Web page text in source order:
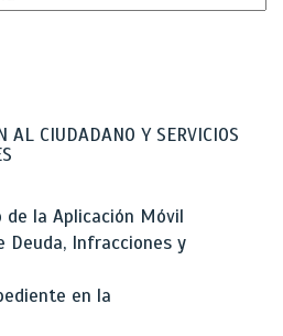
AL CIUDADANO Y SERVICIOS
de la Aplicación Móvil
Deuda, Infracciones y
en la